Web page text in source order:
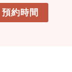
預約時間